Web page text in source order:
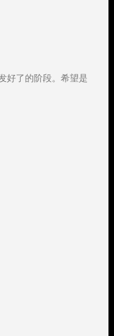
好了的阶段。希望是